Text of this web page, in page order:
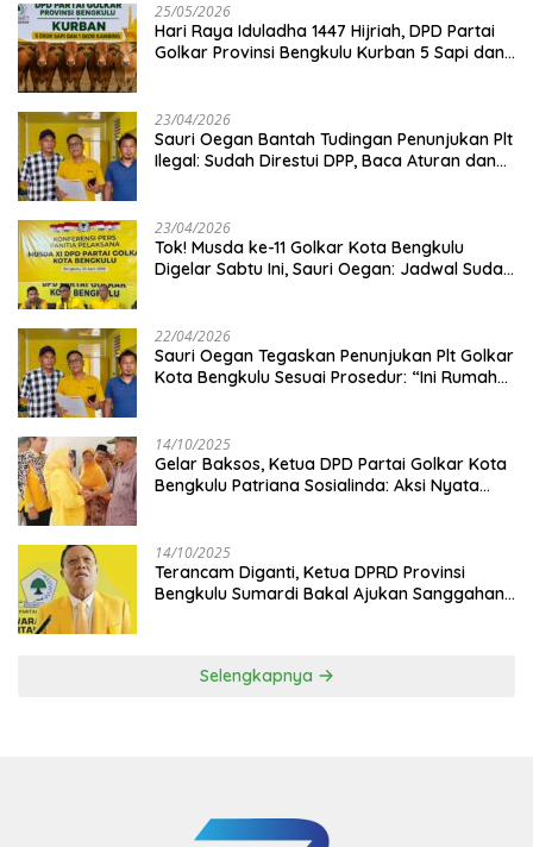
25/05/2026
Hari Raya Iduladha 1447 Hijriah, DPD Partai
Golkar Provinsi Bengkulu Kurban 5 Sapi dan 1
23/04/2026
Sauri Oegan Bantah Tudingan Penunjukan Plt
Ilegal: Sudah Direstui DPP, Baca Aturan dan
23/04/2026
‎Tok! Musda ke-11 Golkar Kota Bengkulu
Digelar Sabtu Ini, Sauri Oegan: Jadwal Sudah
22/04/2026
Sauri Oegan Tegaskan Penunjukan Plt Golkar
Kota Bengkulu Sesuai Prosedur: “Ini Rumah
14/10/2025
‎Gelar Baksos, Ketua DPD Partai Golkar Kota
Bengkulu Patriana Sosialinda: Aksi Nyata
14/10/2025
Terancam Diganti, Ketua DPRD Provinsi
Bengkulu Sumardi Bakal Ajukan Sanggahan
Selengkapnya